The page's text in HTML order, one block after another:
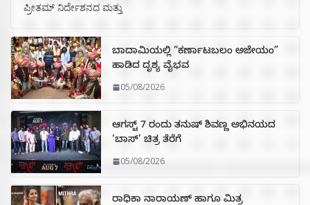
ಪ್ರೀತಮ್ ನಿರ್ದೇಶನದ ಮತ್ತು
ಬಾದಾಮಿಯಲ್ಲಿ “ಕರ್ಣಾಟಬಲಂ ಅಜೇಯಂ”
ಹಾಡಿದ ದೃಶ್ಯ ವೈಭವ
05/08/2026
ಆಗಸ್ಟ್ 7 ರಂದು ತನುಷ್ ಶಿವಣ್ಣ ಅಭಿನಯದ
‘ಬಾಸ್’ ಚಿತ್ರ ತೆರೆಗೆ
05/08/2026
ರಾಧಿಕಾ ನಾರಾಯಣ್ ಹಾಗೂ ಮಿತ್ರ